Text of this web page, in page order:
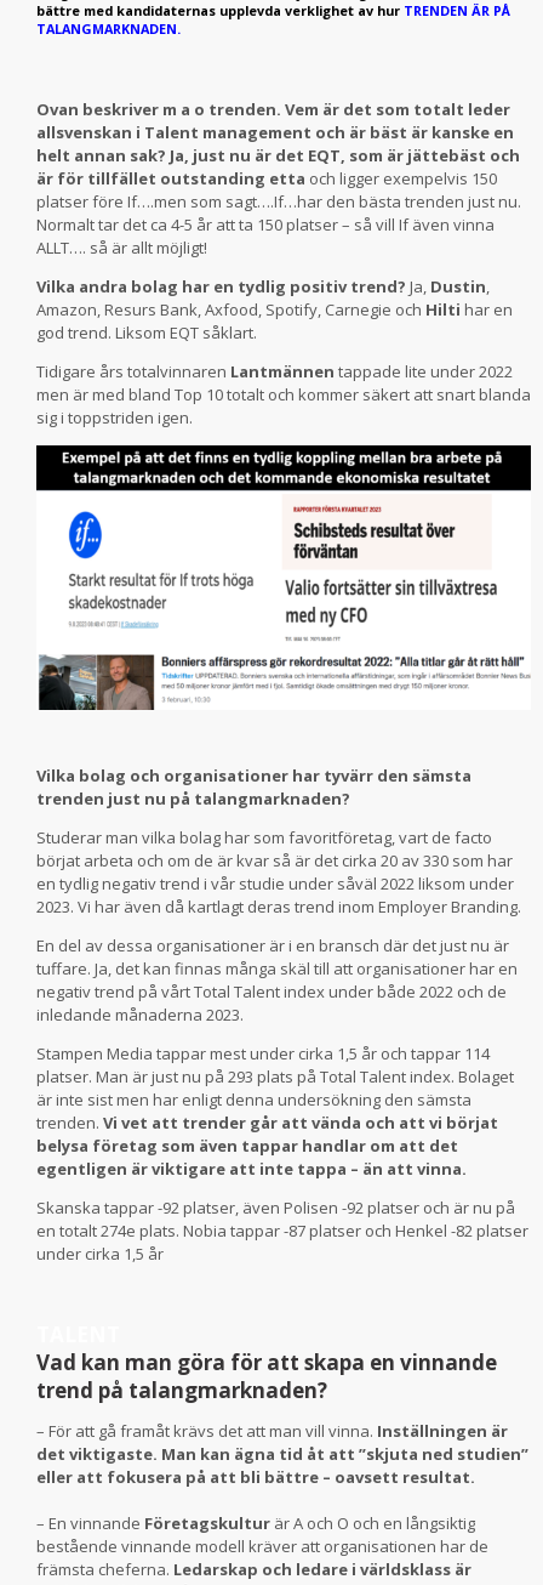
bättre med kandidaternas upplevda verklighet av hur TRENDEN ÄR PÅ
TALANGMARKNADEN.
Ovan beskriver m a o trenden. Vem är det som totalt leder
allsvenskan i Talent management och är bäst är kanske en
helt annan sak? Ja, just nu är det EQT, som är jättebäst och
är för tillfället outstanding etta och ligger exempelvis 150
platser före If….men som sagt….If…har den bästa trenden just nu.
Normalt tar det ca 4-5 år att ta 150 platser – så vill If även vinna
ALLT…. så är allt möjligt!
Vilka andra bolag har en tydlig positiv trend? Ja, Dustin,
Amazon, Resurs Bank, Axfood, Spotify, Carnegie och Hilti har en
god trend. Liksom EQT såklart.
Tidigare års totalvinnaren Lantmännen tappade lite under 2022
men är med bland Top 10 totalt och kommer säkert att snart blanda
sig i toppstriden igen.
Vilka bolag och organisationer har tyvärr den sämsta
trenden just nu på talangmarknaden?
Studerar man vilka bolag har som favoritföretag, vart de facto
börjat arbeta och om de är kvar så är det cirka 20 av 330 som har
en tydlig negativ trend i vår studie under såväl 2022 liksom under
2023. Vi har även då kartlagt deras trend inom Employer Branding.
En del av dessa organisationer är i en bransch där det just nu är
tuffare. Ja, det kan finnas många skäl till att organisationer har en
negativ trend på vårt Total Talent index under både 2022 och de
inledande månaderna 2023.
Stampen Media tappar mest under cirka 1,5 år och tappar 114
platser. Man är just nu på 293 plats på Total Talent index. Bolaget
är inte sist men har enligt denna undersökning den sämsta
trenden. Vi vet att trender går att vända och att vi börjat
belysa företag som även tappar handlar om att det
egentligen är viktigare att inte tappa – än att vinna.
Skanska tappar -92 platser, även Polisen -92 platser och är nu på
en totalt 274e plats. Nobia tappar -87 platser och Henkel -82 platser
under cirka 1,5 år
Vad kan man göra för att skapa en vinnande
trend på talangmarknaden?
– För att gå framåt krävs det att man vill vinna. Inställningen är
det viktigaste. Man kan ägna tid åt att ”skjuta ned studien”
eller att fokusera på att bli bättre – oavsett resultat.
– En vinnande Företagskultur är A och O och en långsiktig
bestående vinnande modell kräver att organisationen har de
främsta cheferna. Ledarskap och ledare i världsklass är